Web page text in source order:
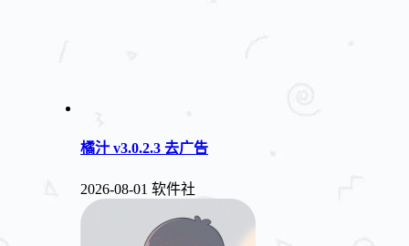
橘汁 v3.0.2.3 去广告
2026-08-01 软件社